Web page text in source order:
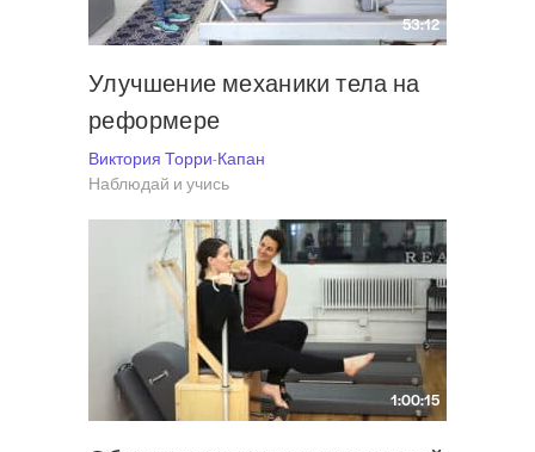
53:12
Улучшение механики тела на
реформере
Виктория Торри-Капан
Наблюдай и учись
1:00:15